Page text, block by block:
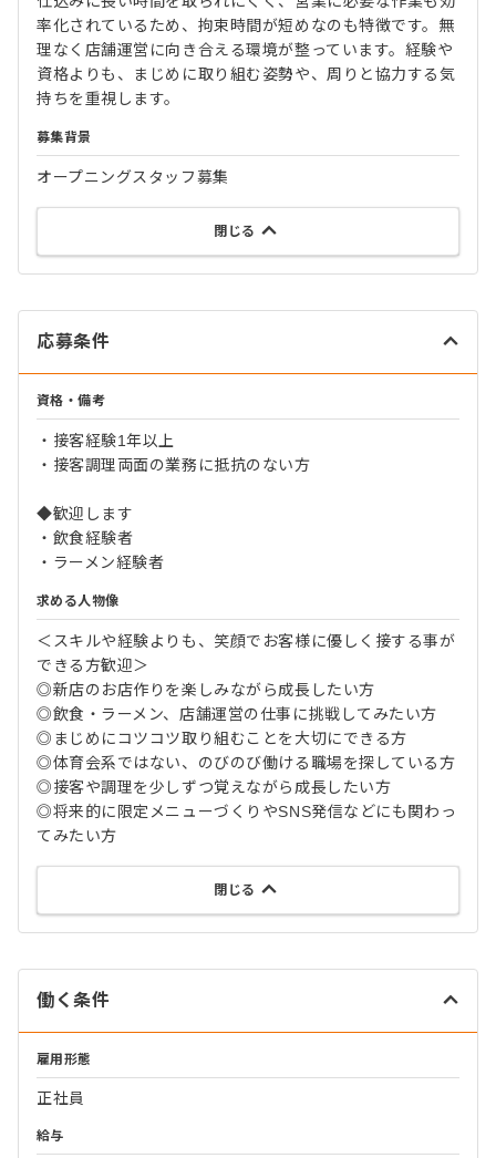
率化されているため、拘束時間が短めなのも特徴です。無
理なく店舗運営に向き合える環境が整っています。経験や
資格よりも、まじめに取り組む姿勢や、周りと協力する気
持ちを重視します。
募集背景
オープニングスタッフ募集
閉じる
応募条件
資格・備考
・接客経験1年以上
・接客調理両面の業務に抵抗のない方
◆歓迎します
・飲食経験者
・ラーメン経験者
求める人物像
＜スキルや経験よりも、笑顔でお客様に優しく接する事が
できる方歓迎＞
◎新店のお店作りを楽しみながら成長したい方
◎飲食・ラーメン、店舗運営の仕事に挑戦してみたい方
◎まじめにコツコツ取り組むことを大切にできる方
◎体育会系ではない、のびのび働ける職場を探している方
◎接客や調理を少しずつ覚えながら成長したい方
◎将来的に限定メニューづくりやSNS発信などにも関わっ
てみたい方
閉じる
働く条件
雇用形態
正社員
給与